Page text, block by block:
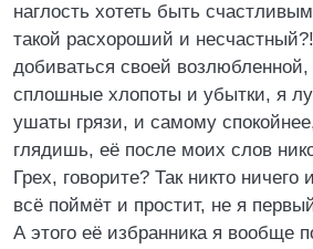
наглость хотеть быть
такой расхороший и
добиваться своей возлюбленной,
сплошные хлопоты и убытки, я
ушаты грязи, и самому
глядишь, её после моих слов
Грех, говорите? Так никто ничего
всё поймёт и простит, не я
А этого её избранника я вообще